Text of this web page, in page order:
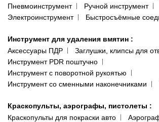
Пневмоинструмент
Ручной инструмент
Электроинструмент
Быстросъёмные
Инструмент для удаления вмятин :
Аксессуары ПДР
Заглушки, клипсы для
Инструмент PDR поштучно
Инструмент с поворотной рукоятью
Инструмент со сменными наконечниками
Краскопульты, аэрографы, пистолеты :
Краскопульты для покраски авто